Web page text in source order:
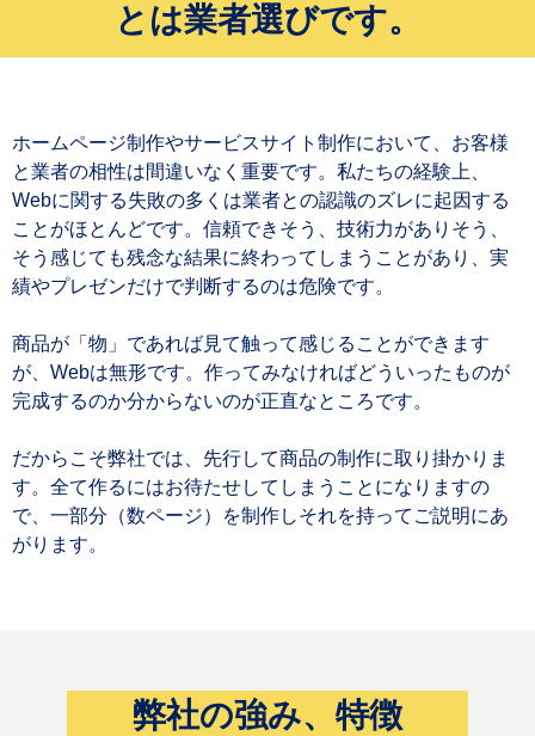
とは業者選びです。
ホームページ制作やサービスサイト制作において、お客様
と業者の相性は間違いなく重要です。私たちの経験上、
Webに関する失敗の多くは業者との認識のズレに起因する
ことがほとんどです。信頼できそう、技術力がありそう、
そう感じても残念な結果に終わってしまうことがあり、実
績やプレゼンだけで判断するのは危険です。
商品が「物」であれば見て触って感じることができます
が、Webは無形です。作ってみなければどういったものが
完成するのか分からないのが正直なところです。
だからこそ弊社では、先行して商品の制作に取り掛かりま
す。全て作るにはお待たせしてしまうことになりますの
で、一部分（数ページ）を制作しそれを持ってご説明にあ
がります。
弊社の強み、特徴